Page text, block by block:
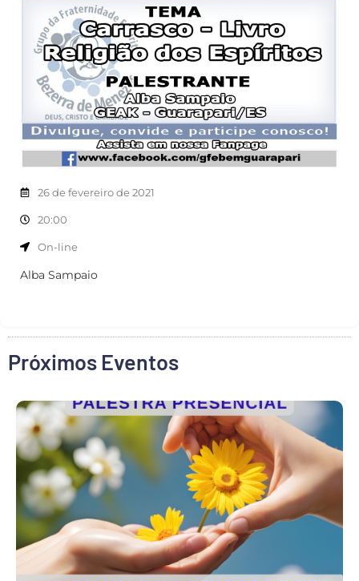
26 de fevereiro de 2021
20:00
On-line
Alba Sampaio
Próximos Eventos